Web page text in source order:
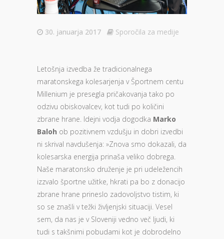
30. januarja 2017 Sporočila za medije
Letošnja izvedba že tradicionalnega
maratonskega kolesarjenja v Športnem centu
Millenium je presegla pričakovanja tako po
odzivu obiskovalcev, kot tudi po količini
zbrane hrane. Idejni vodja dogodka Marko
Baloh ob pozitivnem vzdušju in dobri izvedbi
ni skrival navdušenja: »Znova smo dokazali, da
kolesarska energija prinaša veliko dobrega.
Naše maratonsko druženje je pri udeležencih
izzvalo športne užitke, hkrati pa bo z donacijo
zbrane hrane prineslo zadovoljstvo tistim, ki
so se znašli v težki življenjski situaciji. Vesel
sem, da nas je v Sloveniji vedno več ljudi, ki
tudi s takšnimi pobudami kot je dobrodelno